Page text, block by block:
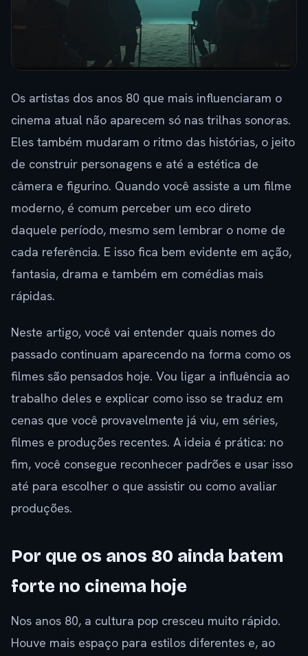
Os artistas dos anos 80 que mais influenciaram o
cinema atual não aparecem só nas trilhas sonoras.
Eles também mudaram o ritmo das histórias, o jeito
de construir personagens e até a estética de
câmera e figurino. Quando você assiste a um filme
moderno, é comum perceber um eco direto
daquele período, mesmo sem lembrar o nome de
cada referência. E isso fica bem evidente em ação,
fantasia, drama e também em comédias mais
rápidas.
Neste artigo, você vai entender quais nomes do
passado continuam aparecendo na forma como os
filmes são pensados hoje. Vou ligar a influência ao
trabalho deles e explicar como isso se traduz em
cenas que você provavelmente já viu, em séries,
filmes e produções recentes. A ideia é prática: no
fim, você consegue reconhecer padrões e usar isso
até para escolher o que assistir ou como avaliar
produções.
Por que os anos 80 ainda batem
forte no cinema hoje
Nos anos 80, a cultura pop cresceu muito rápido.
Houve mais espaço para estilos diferentes e, ao